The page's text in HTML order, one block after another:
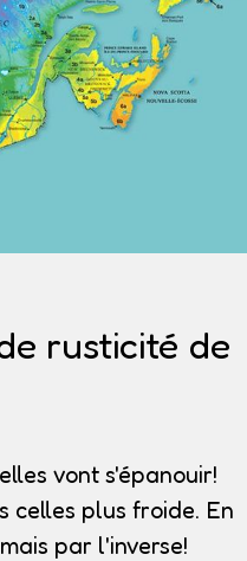
rusticité de
vont s'épanouir!
celles plus froide. En
par l'inverse!